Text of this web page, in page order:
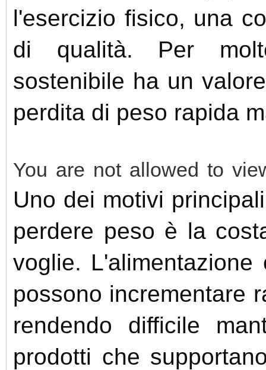
l'esercizio fisico, una
di qualità. Per
sostenibile ha un
perdita di peso rapida
You are not allowed to
Uno dei motivi
perdere peso è la
voglie.
possono incrementare
rendendo difficile
prodotti che